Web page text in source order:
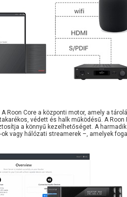
Roon Core a központi motor, amely a
védett és halk működésű. A
a könnyű kezelhetőséget. A
ok vagy hálózati streamerek –, amelyek